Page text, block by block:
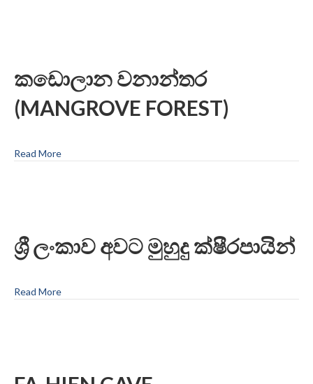
කඩොලාන වනාන්තර
(MANGROVE FOREST)
Read More
ශ්‍රී ලංකාව අවට මුහුදු ක්ෂීරපායින්
Read More